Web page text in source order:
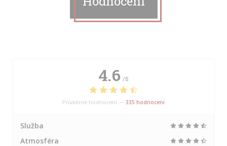
4.6 /5
Průměrné hodnocení — 335 hodnoceni
Služba
Atmosféra